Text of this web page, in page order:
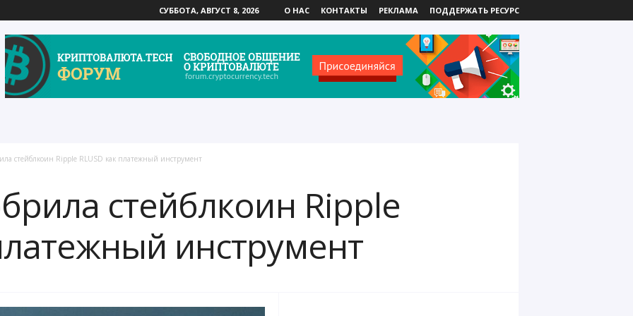
СУББОТА, АВГУСТ 8, 2026 О НАС КОНТАКТЫ РЕКЛАМА ПОДДЕРЖАТЬ РЕСУРС
стейблкоин Ripple RLUSD как платежный инструмент
стейблкоин Ripple
инструмент